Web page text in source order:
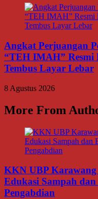
Angkat Perjuangan
“TEH IMAH”
Tembus Layar Lebar
8 Agustus 2026
More From
KKN UBP Karawang
Edukasi Sampah
Pengabdian